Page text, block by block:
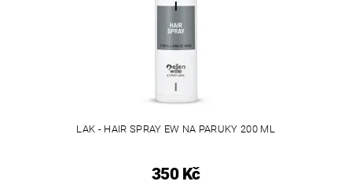
LAK - HAIR SPRAY EW NA PARUKY 200 ML
350 Kč